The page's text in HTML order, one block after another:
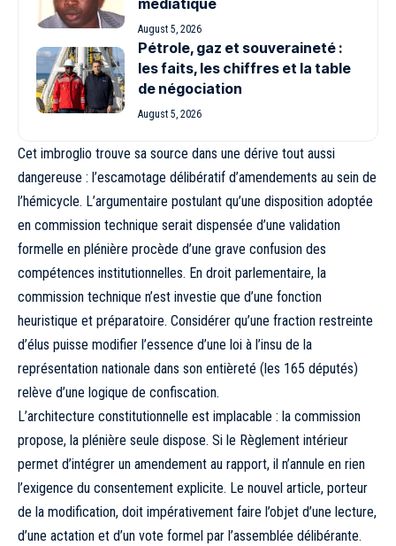
August 5, 2026
Pétrole, gaz et souveraineté :
les faits, les chiffres et la table
de négociation
August 5, 2026
Cet imbroglio trouve sa source dans une dérive tout aussi
dangereuse : l’escamotage délibératif d’amendements au sein de
l’hémicycle. L’argumentaire postulant qu’une disposition adoptée
en commission technique serait dispensée d’une validation
formelle en plénière procède d’une grave confusion des
compétences institutionnelles. En droit parlementaire, la
commission technique n’est investie que d’une fonction
heuristique et préparatoire. Considérer qu’une fraction restreinte
d’élus puisse modifier l’essence d’une loi à l’insu de la
représentation nationale dans son entièreté (les 165 députés)
relève d’une logique de confiscation.
L’architecture constitutionnelle est implacable : la commission
propose, la plénière seule dispose. Si le Règlement intérieur
permet d’intégrer un amendement au rapport, il n’annule en rien
l’exigence du consentement explicite. Le nouvel article, porteur
de la modification, doit impérativement faire l’objet d’une lecture,
d’une actation et d’un vote formel par l’assemblée délibérante.